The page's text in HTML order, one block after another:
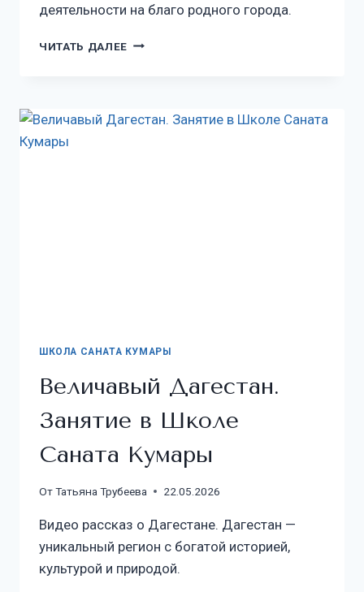
деятельности на благо родного города.
ЧИТАТЬ ДАЛЕЕ
ШКОЛА САНАТА КУМАРЫ
Величавый Дагестан.
Занятие в Школе
Саната Кумары
ОтТатьяна Трубеева 22.05.2026
Видео рассказ о Дагестане. Дагестан —
уникальный регион с богатой историей,
культурой и природой.